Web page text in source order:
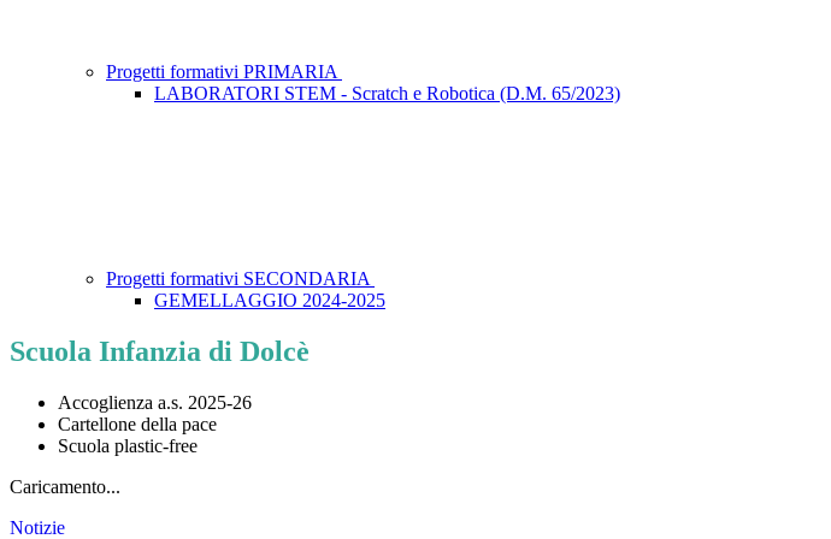
Progetti formativi PRIMARIA
LABORATORI STEM - Scratch e Robotica (D.M. 65/2023)
Progetti formativi SECONDARIA
GEMELLAGGIO 2024-2025
Scuola Infanzia di Dolcè
Accoglienza a.s. 2025-26
Cartellone della pace
Scuola plastic-free
Caricamento...
Notizie